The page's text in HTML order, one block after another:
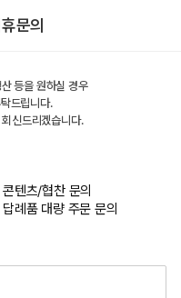
문의
등을 원하실 경우
드립니다.
신드리겠습니다.
콘텐츠/협찬 문의
답례품 대량 주문 문의